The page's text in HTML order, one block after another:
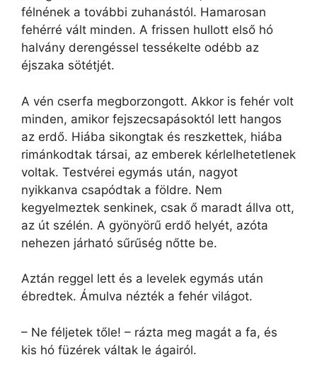
félnének a további zuhanástól. Hamarosan
fehérré vált minden. A frissen hullott első hó
halvány derengéssel tessékelte odébb az
éjszaka sötétjét.
A vén cserfa megborzongott. Akkor is fehér volt
minden, amikor fejszecsapásoktól lett hangos
az erdő. Hiába sikongtak és reszkettek, hiába
rimánkodtak társai, az emberek kérlelhetetlenek
voltak. Testvérei egymás után, nagyot
nyikkanva csapódtak a földre. Nem
kegyelmeztek senkinek, csak ő maradt állva ott,
az út szélén. A gyönyörű erdő helyét, azóta
nehezen járható sűrűség nőtte be.
Aztán reggel lett és a levelek egymás után
ébredtek. Ámulva nézték a fehér világot.
– Ne féljetek tőle! – rázta meg magát a fa, és
kis hó füzérek váltak le ágairól.